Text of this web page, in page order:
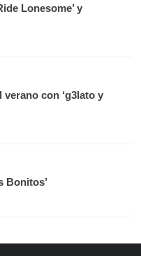
Lonesome’ y
con ‘g3lato y
Bonitos’